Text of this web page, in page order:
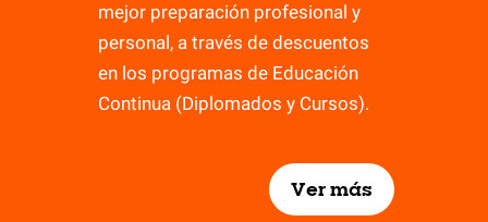
mejor preparación profesional y
personal, a través de descuentos
en los programas de Educación
Continua (Diplomados y Cursos).
Ver más